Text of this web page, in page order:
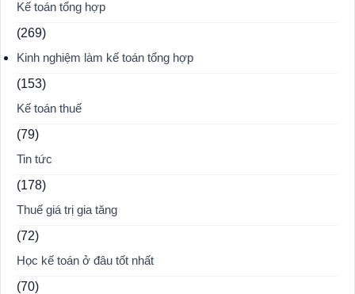
Kế toán tổng hợp
(269)
Kinh nghiệm làm kế toán tổng hợp
(153)
Kế toán thuế
(79)
Tin tức
(178)
Thuế giá trị gia tăng
(72)
Học kế toán ở đâu tốt nhất
(70)